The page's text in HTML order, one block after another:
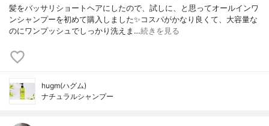
髪をバッサリショートヘアにしたので、試しに、と思ってオールインワ
ンシャンプーを初めて購入しました✨コスパがかなり良くて、大容量な
のにワンプッシュでしっかり洗えま…続きを見る
hugm(ハグム)
ナチュラルシャンプー